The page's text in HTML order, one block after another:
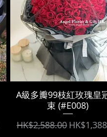
A級多瓣99枝紅玫瑰皇
束 (#E008)
Regular Price
HK$2,588.00 Sale